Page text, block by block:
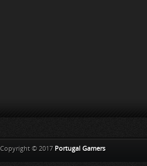
Copyright © 2017 Portugal Gamers